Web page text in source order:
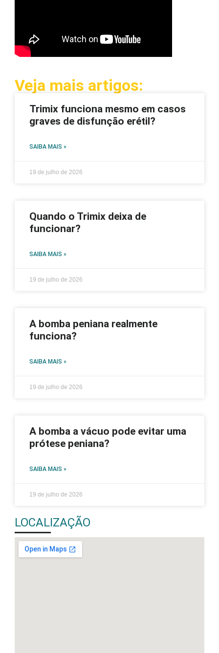
Veja mais artigos:
Trimix funciona mesmo em casos
graves de disfunção erétil?
SAIBA MAIS »
19 de julho de 2026
Quando o Trimix deixa de
funcionar?
SAIBA MAIS »
19 de julho de 2026
A bomba peniana realmente
funciona?
SAIBA MAIS »
19 de julho de 2026
A bomba a vácuo pode evitar uma
prótese peniana?
SAIBA MAIS »
19 de julho de 2026
LOCALIZAÇÃO